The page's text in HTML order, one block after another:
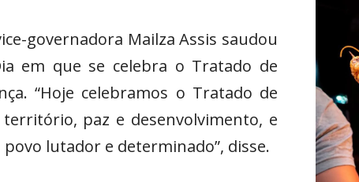
governadora Mailza Assis saudou
em que se celebra o Tratado de
“Hoje celebramos o Tratado de
paz e desenvolvimento, e
lutador e determinado”, disse.